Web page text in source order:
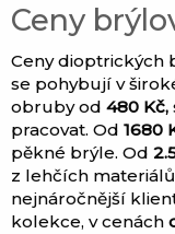
Ceny
Ceny dioptrických
se pohybují v
obruby od 480 Kč,
pracovat. Od 1680
pěkné brýle. Od
z lehčích
nejnáročnější
kolekce, v cenách